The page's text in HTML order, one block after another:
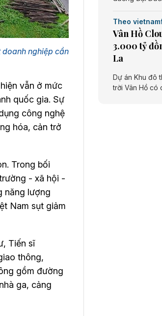
nghiệp cần
vẫn ở mức
quốc gia. Sự
công nghệ
hóa, cản trở
Trong bối
- xã hội -
năng lượng
Nam sụt giảm
Tiến sĩ
thông,
gồm đường
ga, cảng
Theo
Vân Hồ
3.000 tỷ
La
Dự án Khu đô
trời Vân Hồ có